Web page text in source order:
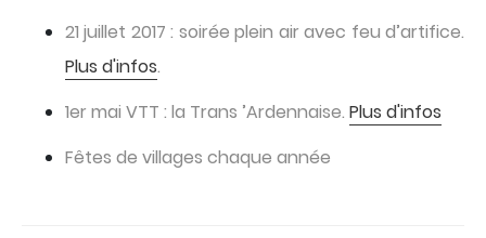
21 juillet 2017 : soirée plein air avec feu d’artifice.
Plus d'infos.
1er mai VTT : la Trans ’Ardennaise. Plus d'infos
Fêtes de villages chaque année